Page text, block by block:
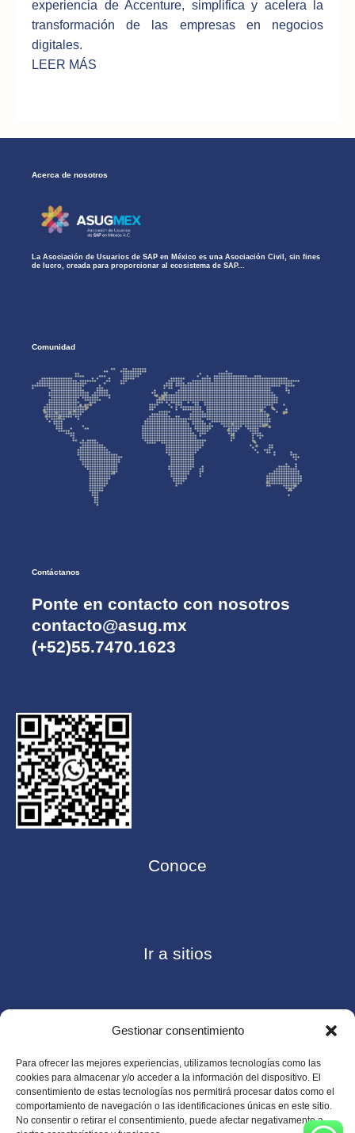
Gestionar consentimiento
Para ofrecer las mejores experiencias, utilizamos tecnologías como las
cookies para almacenar y/o acceder a la información del dispositivo. El
consentimiento de estas tecnologías nos permitirá procesar datos como el
comportamiento de navegación o las identificaciones únicas en este sitio.
No consentir o retirar el consentimiento, puede afectar negativamente a
experiencia de Accenture, simplifica y acelera la
transformación de las empresas en negocios
digitales.
LEER MÁS
Acerca de nosotros
La Asociación de Usuarios de SAP en México es una Asociación Civil, sin fines
de lucro, creada para proporcionar al ecosistema de SAP...
Comunidad
Contáctanos
Ponte en contacto con nosotros
contacto@asug.mx
(+52)55.7470.1623
Conoce
Ir a sitios
Contáctanos
Consulte nuestroAviso de privacidad